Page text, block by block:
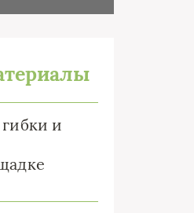
и